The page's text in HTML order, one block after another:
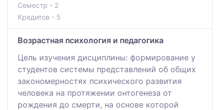
Семестр - 2
Кредитов - 5
Возрастная психология и педагогика
Цель изучения дисциплины: формирование у
студентов системы представлений об общих
закономерностях психического развития
человека на протяжении онтогенеза от
рождения до смерти, на основе которой